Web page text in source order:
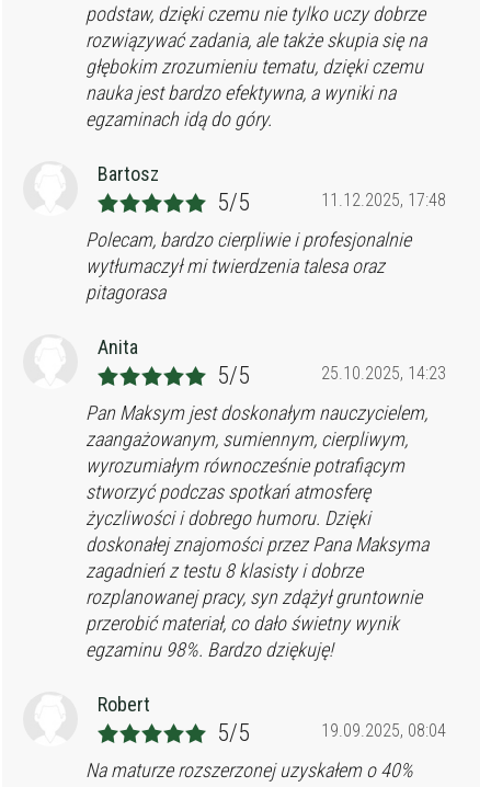
podstaw, dzięki czemu nie tylko uczy dobrze
rozwiązywać zadania, ale także skupia się na
głębokim zrozumieniu tematu, dzięki czemu
nauka jest bardzo efektywna, a wyniki na
egzaminach idą do góry.
Bartosz
11.12.2025, 17:48
5/5
Polecam, bardzo cierpliwie i profesjonalnie
wytłumaczył mi twierdzenia talesa oraz
pitagorasa
Anita
25.10.2025, 14:23
5/5
Pan Maksym jest doskonałym nauczycielem,
zaangażowanym, sumiennym, cierpliwym,
wyrozumiałym równocześnie potrafiącym
stworzyć podczas spotkań atmosferę
życzliwości i dobrego humoru. Dzięki
doskonałej znajomości przez Pana Maksyma
zagadnień z testu 8 klasisty i dobrze
rozplanowanej pracy, syn zdążył gruntownie
przerobić materiał, co dało świetny wynik
egzaminu 98%. Bardzo dziękuję!
Robert
19.09.2025, 08:04
5/5
Na maturze rozszerzonej uzyskałem o 40%